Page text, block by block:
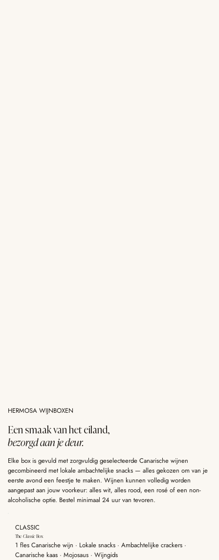
HERMOSA WIJNBOXEN
Een smaak van het eiland,
bezorgd aan je deur.
Elke box is gevuld met zorgvuldig geselecteerde Canarische wijnen
gecombineerd met lokale ambachtelijke snacks — alles gekozen om van je
eerste avond een feestje te maken. Wijnen kunnen volledig worden
aangepast aan jouw voorkeur: alles wit, alles rood, een rosé of een non-
alcoholische optie. Bestel minimaal 24 uur van tevoren.
CLASSIC
The ClassicBox
1 fles Canarische wijn · Lokale snacks · Ambachtelijke crackers ·
Canarische kaas · Mojosaus · Wijngids